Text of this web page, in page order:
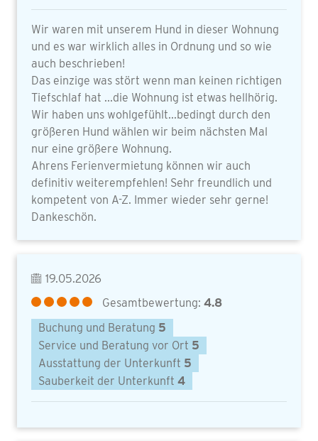
Wir waren mit unserem Hund in dieser Wohnung
und es war wirklich alles in Ordnung und so wie
auch beschrieben!
Das einzige was stört wenn man keinen richtigen
Tiefschlaf hat ...die Wohnung ist etwas hellhörig.
Wir haben uns wohlgefühlt...bedingt durch den
größeren Hund wählen wir beim nächsten Mal
nur eine größere Wohnung.
Ahrens Ferienvermietung können wir auch
definitiv weiterempfehlen! Sehr freundlich und
kompetent von A-Z. Immer wieder sehr gerne!
Dankeschön.
19.05.2026
Gesamtbewertung: 4.8
Buchung und Beratung 5
Service und Beratung vor Ort 5
Ausstattung der Unterkunft 5
Sauberkeit der Unterkunft 4